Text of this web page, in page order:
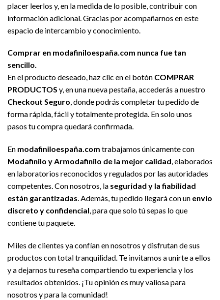
placer leerlos y, en la medida de lo posible, contribuir con
información adicional. Gracias por acompañarnos en este
espacio de intercambio y conocimiento.
Comprar en modafiniloespaña.com nunca fue tan
sencillo.
En el producto deseado, haz clic en el botón COMPRAR
PRODUCTOS y, en una nueva pestaña, accederás a nuestro
Checkout Seguro, donde podrás completar tu pedido de
forma rápida, fácil y totalmente protegida. En solo unos
pasos tu compra quedará confirmada.
En modafiniloespaña.com trabajamos únicamente con
Modafinilo y Armodafinilo de la mejor calidad, elaborados
en laboratorios reconocidos y regulados por las autoridades
competentes. Con nosotros, la seguridad y la fiabilidad
están garantizadas. Además, tu pedido llegará con un envío
discreto y confidencial, para que solo tú sepas lo que
contiene tu paquete.
Miles de clientes ya confían en nosotros y disfrutan de sus
productos con total tranquilidad. Te invitamos a unirte a ellos
y a dejarnos tu reseña compartiendo tu experiencia y los
resultados obtenidos. ¡Tu opinión es muy valiosa para
nosotros y para la comunidad!